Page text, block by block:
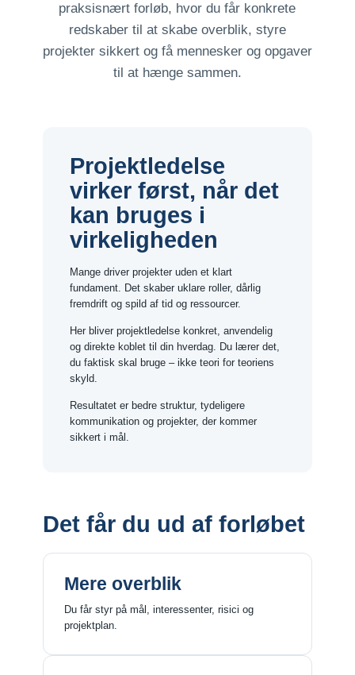
praksisnært forløb, hvor du får konkrete
redskaber til at skabe overblik, styre
projekter sikkert og få mennesker og opgaver
til at hænge sammen.
Projektledelse
virker først, når det
kan bruges i
virkeligheden
Mange driver projekter uden et klart
fundament. Det skaber uklare roller, dårlig
fremdrift og spild af tid og ressourcer.
Her bliver projektledelse konkret, anvendelig
og direkte koblet til din hverdag. Du lærer det,
du faktisk skal bruge – ikke teori for teoriens
skyld.
Resultatet er bedre struktur, tydeligere
kommunikation og projekter, der kommer
sikkert i mål.
Det får du ud af forløbet
Mere overblik
Du får styr på mål, interessenter, risici og
projektplan.